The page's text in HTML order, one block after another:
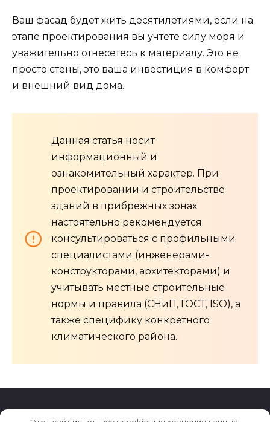
Ваш фасад будет жить десятилетиями, если на
этапе проектирования вы учтете силу моря и
уважительно отнесетесь к материалу. Это не
просто стены, это ваша инвестиция в комфорт
и внешний вид дома.
Данная статья носит
информационный и
ознакомительный характер. При
проектировании и строительстве
зданий в прибрежных зонах
настоятельно рекомендуется
консультироваться с профильными
специалистами (инженерами-
конструкторами, архитекторами) и
учитывать местные строительные
нормы и правила (СНиП, ГОСТ, ISO), а
также специфику конкретного
климатического района.